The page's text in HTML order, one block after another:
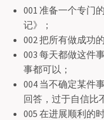
001 准备一个专门
记》；
002 把所有做成功
003 每天都做这件
事都可以；
004 当不确定某件
回答，过于自信比
005 在进展顺利的